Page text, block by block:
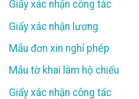
Giấy xác nhận công tác
Giấy xác nhận lương
Mẫu đơn xin nghỉ phép
Mẫu tờ khai làm hộ chiếu
Giấy xác nhận công tác